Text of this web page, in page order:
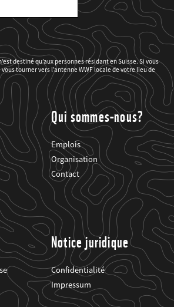
destiné qu’aux personnes résidant en Suisse. Si vous
tourner vers l’antenne WWF locale de votre lieu de
Qui sommes-nous?
Emplois
Organisation
Contact
Notice juridique
Confidentialité
Impressum